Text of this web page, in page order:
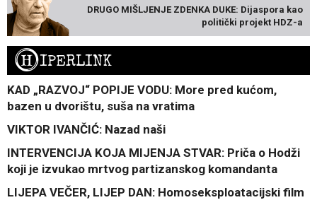
DRUGO MIŠLJENJE ZDENKA DUKE: Dijaspora kao
politički projekt HDZ-a
HIPERLINK
KAD „RAZVOJ“ POPIJE VODU: More pred kućom,
bazen u dvorištu, suša na vratima
VIKTOR IVANČIĆ: Nazad naši
INTERVENCIJA KOJA MIJENJA STVAR: Priča o Hodži
koji je izvukao mrtvog partizanskog komandanta
LIJEPA VEČER, LIJEP DAN: Homoseksploatacijski film